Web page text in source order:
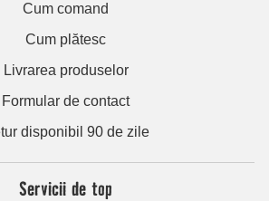
Cum comand
Cum plătesc
Livrarea produselor
Formular de contact
disponibil 90 de zile
Servicii de top